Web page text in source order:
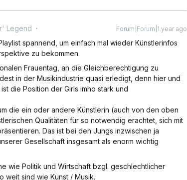
Legend Forum|Forum|1 year ago
spannend, um einfach mal wieder Künstlerinfos
zu bekommen.
Frauentag, an die Gleichberechtigung zu
in der Musikindustrie quasi erledigt, denn hier und
die Position der Girls imho stark und
die ein oder andere Künstlerin (auch von den oben
Qualitäten für so notwendig erachtet, sich mit
Das ist bei den Jungs inzwischen ja
Gesellschaft insgesamt als enorm wichtig
wie Politik und Wirtschaft bzgl. geschlechtlicher
weit sind wie Kunst / Musik.